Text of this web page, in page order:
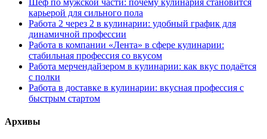
Шеф по мужской части: почему кулинария становится
карьерой для сильного пола
Работа 2 через 2 в кулинарии: удобный график для
динамичной профессии
Работа в компании «Лента» в сфере кулинарии:
стабильная профессия со вкусом
Работа мерчендайзером в кулинарии: как вкус подаётся
с полки
Работа в доставке в кулинарии: вкусная профессия с
быстрым стартом
Архивы